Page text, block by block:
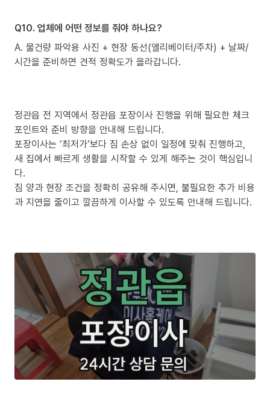
Q10. 업체에 어떤 정보를 줘야 하나요?
A. 물건량 파악용 사진 + 현장 동선(엘리베이터/주차) + 날짜/
시간을 준비하면 견적 정확도가 올라갑니다.
정관읍 전 지역에서 정관읍 포장이사 진행을 위해 필요한 체크
포인트와 준비 방향을 안내해 드립니다.
포장이사는 ‘최저가’보다 짐 손상 없이 일정에 맞춰 진행하고,
새 집에서 빠르게 생활을 시작할 수 있게 해주는 것이 핵심입니
다.
짐 양과 현장 조건을 정확히 공유해 주시면, 불필요한 추가 비용
과 지연을 줄이고 깔끔하게 이사할 수 있도록 안내해 드립니다.